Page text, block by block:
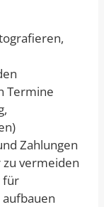
Termine
Zahlungen
zu vermeiden
für